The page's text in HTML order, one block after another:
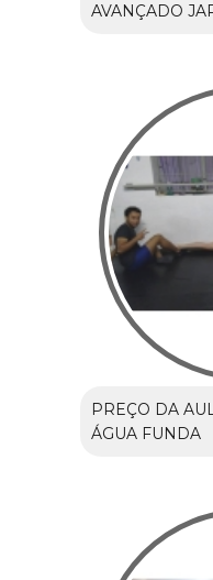
AVANÇADO
PREÇO DA
ÁGUA FUNDA